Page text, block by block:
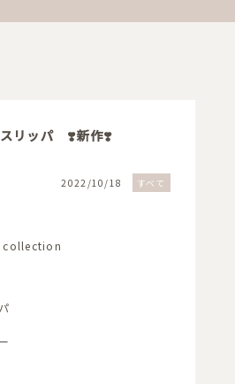
スリッパ ❣️新作❣️
2022/10/18 すべて